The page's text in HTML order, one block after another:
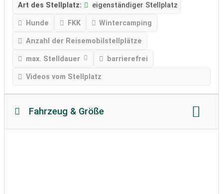
Art des Stellplatz: eigenständiger Stellplatz
Hunde FKK Wintercamping
Anzahl der Reisemobilstellplätze
max. Stelldauer barrierefrei
Videos vom Stellplatz
Fahrzeug & Größe